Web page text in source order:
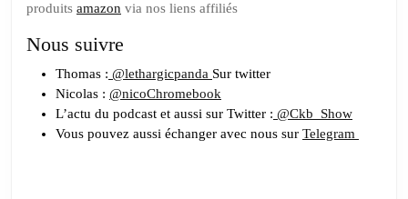
produits amazon via nos liens affiliés
Nous suivre
Thomas : @lethargicpanda Sur twitter
Nicolas : @nicoChromebook
L’actu du podcast et aussi sur Twitter : @Ckb_Show
Vous pouvez aussi échanger avec nous sur Telegram